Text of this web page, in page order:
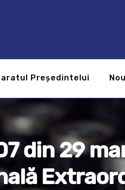
Președintelui
din 29